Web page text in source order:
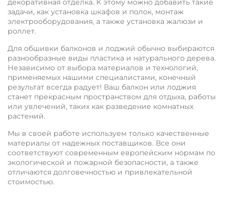
декоративная отделка. К этому можно добавить такие
задачи, как установка шкафов и полок, монтаж
электрооборудования, а также установка жалюзи и
роллет.
Для обшивки балконов и лоджий обычно выбираются
разнообразные виды пластика и натурального дерева.
Независимо от выбора материалов и технологий,
применяемых нашими специалистами, конечный
результат всегда радует! Ваш балкон или лоджия
станет прекрасным пространством для отдыха, работы
или увлечений, таких как разведение комнатных
растений.
Мы в своей работе используем только качественные
материалы от надежных поставщиков. Все они
соответствуют современным европейским нормам по
экологической и пожарной безопасности, а также
отличаются долговечностью и привлекательной
стоимостью.